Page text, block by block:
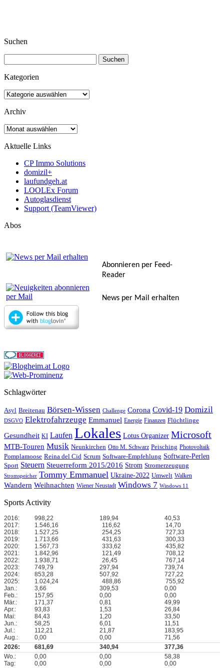
Suchen
nach:
Kategorien
Kategorien
Archiv
Archiv
Aktuelle Links
CP Immo Solutions
domizil+
laufundgeh.at
LOOLEx Forum
Autoglasdienst
Support (TeamViewer)
Abos
Abonnieren per Feed-
Reader
News per Mail erhalten
Schlagwörter
Asyl Breitenau Börsen-Wissen Challenge Corona Covid-19 Domizil
DSGVO Elektrofahrzeuge Emmanuel Energie Finanzen Flüchtlinge
Gesundheit KI Laufen Lokales Lotus Organizer Microsoft
MTB-Touren Musik Neunkirchen Otto M. Schwarz Peisching Photovoltaik
Pomplamoose Reina del Cid Scrum Software-Empfehlung Software-Perlen
Sport Steuern Steuerreform 2015/2016 Strom Stromerzeugung
Stromspeicher Tommy Emmanuel Ukraine-2022 Umwelt Walken
Wandern Weihnachten Wiener Neustadt Windows 7 Windows 11
Sports Activity
2016: 998,22 189,94
40,53
2017:
1.546,16 116,62
14,70
2018:
1.527,25 254,25
727,33
2019:
1.713,66 431,63
300,33
2020:
1.567,73 333,62
435,82
2021:
1.842,96 121,49
708,12
2022:
1.938,71 26,45
767,14
2023:
749,79 297,94
739,74
2024:
853,28 507,92
727,22
2025:
1.024,24 488,86
755,92
Jan.:
3,66 309,53
0,00
Feb.:
157,95 0,00
0,00
Mär.:
171,37 0,81
49,99
Apr.:
93,83 1,53
26,84
Mai:
84,43 1,20
33,50
Jun.:
58,25 6,01
11,51
Jul.:
112,21 21,87
183,95
Aug.:
0,00 0,00
71,56
2026:
681,69 340,94
377,36
Wo.:
0,00 0,00
58,38
Tag:
0,00 0,00 0,00